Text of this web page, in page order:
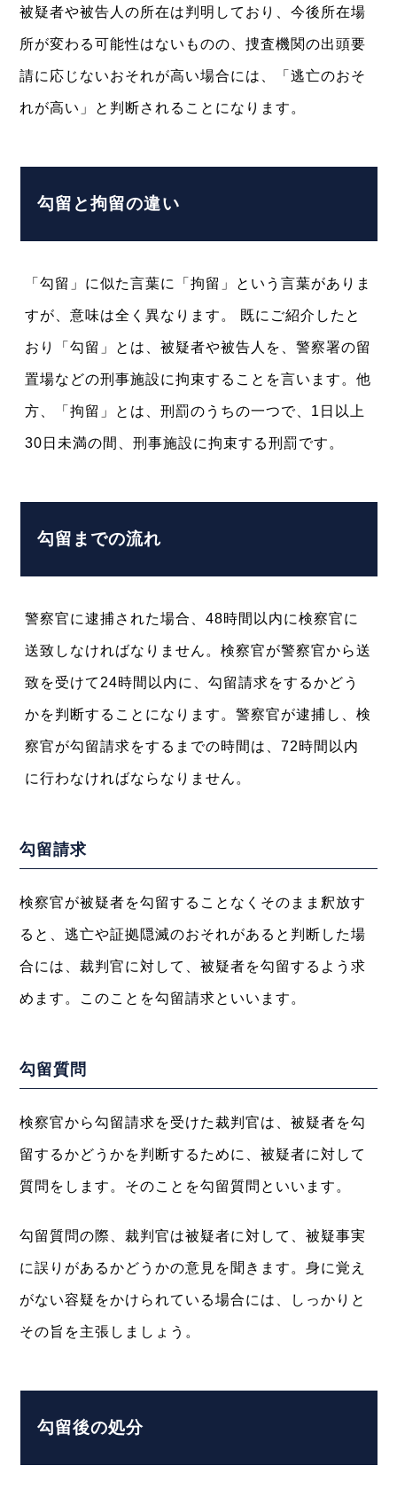
被疑者や被告人の所在は判明しており、今後所在場
所が変わる可能性はないものの、捜査機関の出頭要
請に応じないおそれが高い場合には、「逃亡のおそ
れが高い」と判断されることになります。
勾留と拘留の違い
「勾留」に似た言葉に「拘留」という言葉がありま
すが、意味は全く異なります。 既にご紹介したと
おり「勾留」とは、被疑者や被告人を、警察署の留
置場などの刑事施設に拘束することを言います。他
方、「拘留」とは、刑罰のうちの一つで、1日以上
30日未満の間、刑事施設に拘束する刑罰です。
勾留までの流れ
警察官に逮捕された場合、48時間以内に検察官に
送致しなければなりません。検察官が警察官から送
致を受けて24時間以内に、勾留請求をするかどう
かを判断することになります。警察官が逮捕し、検
察官が勾留請求をするまでの時間は、72時間以内
に行わなければならなりません。
勾留請求
検察官が被疑者を勾留することなくそのまま釈放す
ると、逃亡や証拠隠滅のおそれがあると判断した場
合には、裁判官に対して、被疑者を勾留するよう求
めます。このことを勾留請求といいます。
勾留質問
検察官から勾留請求を受けた裁判官は、被疑者を勾
留するかどうかを判断するために、被疑者に対して
質問をします。そのことを勾留質問といいます。
勾留質問の際、裁判官は被疑者に対して、被疑事実
に誤りがあるかどうかの意見を聞きます。身に覚え
がない容疑をかけられている場合には、しっかりと
その旨を主張しましょう。
勾留後の処分